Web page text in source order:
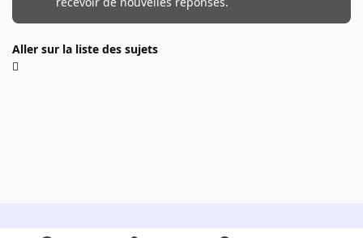
Aller sur la liste des sujets